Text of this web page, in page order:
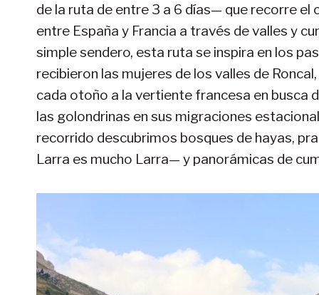
de la ruta de entre 3 a 6 días— que recorre
entre España y Francia a través de valles y
simple sendero, esta ruta se inspira en los
recibieron las mujeres de los valles de
cada otoño a la vertiente francesa en busca
las golondrinas en sus migraciones
recorrido descubrimos bosques de hayas,
Larra es mucho Larra— y panorámicas de